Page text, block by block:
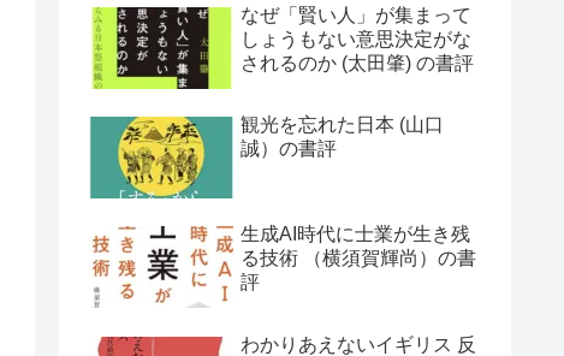
なぜ「賢い人」が集まって
しょうもない意思決定がな
されるのか (太田肇) の書評
観光を忘れた日本 (山口
誠）の書評
生成AI時代に士業が生き残
る技術 （横須賀輝尚）の書
評
わかりあえないイギリス 反